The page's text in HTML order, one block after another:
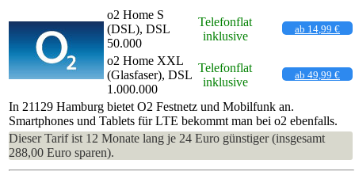
o2 Home S
(DSL), DSL
50.000
Telefonflat
inklusive
ab 14,99 €
o2 Home XXL
(Glasfaser), DSL
1.000.000
Telefonflat
inklusive
ab 49,99 €
In 21129 Hamburg bietet O2 Festnetz und Mobilfunk an.
Smartphones und Tablets für LTE bekommt man bei o2 ebenfalls.
Dieser Tarif ist 12 Monate lang je 24 Euro günstiger (insgesamt
288,00 Euro sparen).